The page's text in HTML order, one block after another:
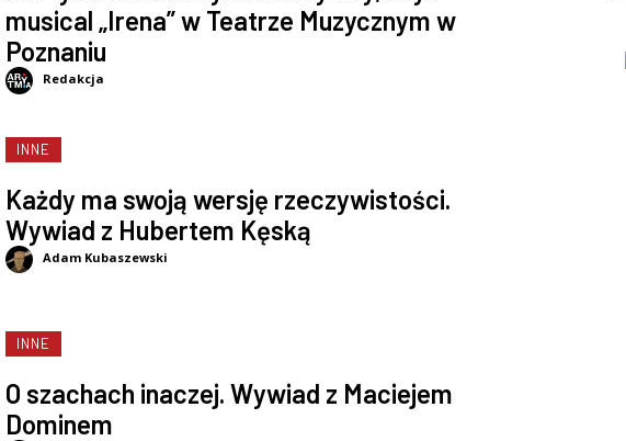
musical „Irena” w Teatrze Muzycznym w
Poznaniu
Redakcja
INNE
Każdy ma swoją wersję rzeczywistości.
Wywiad z Hubertem Kęską
Adam Kubaszewski
INNE
O szachach inaczej. Wywiad z Maciejem
Dominem